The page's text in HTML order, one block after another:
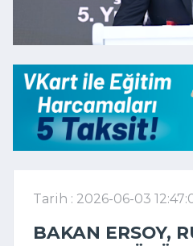
Tarih : 2026-06-03
BAKAN ERSOY,